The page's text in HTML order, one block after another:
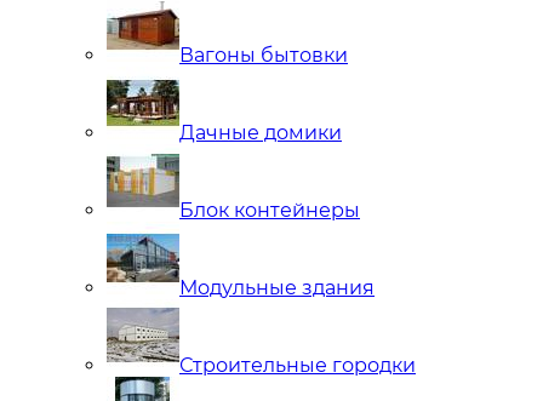
Вагоны бытовки
Дачные домики
Блок контейнеры
Модульные здания
Строительные городки